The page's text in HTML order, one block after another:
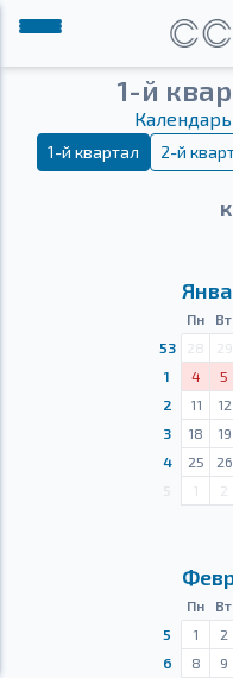
1-й
Календарь
1-й квартал 2-й
Пн Вт
53
28 29
1
4 5
2
11 12
3
18 19
4
25 26
1 2
Пн Вт
5
1 2
6
8 9